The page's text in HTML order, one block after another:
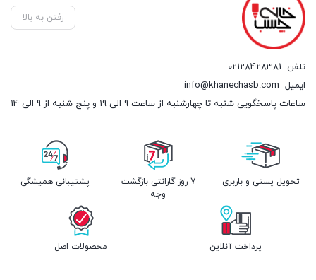
رفتن به بالا
تلفن 02128428381
ایمیل info@khanechasb.com
ساعات پاسخگویی شنبه تا چهارشنبه از ساعت 9 الی 19 و پنج شنبه از 9 الی 14
تحویل پستی و باربری
7 روز گارانتی بازگشت
وجه
پشتیبانی همیشگی
پرداخت آنلاین محصولات اصل